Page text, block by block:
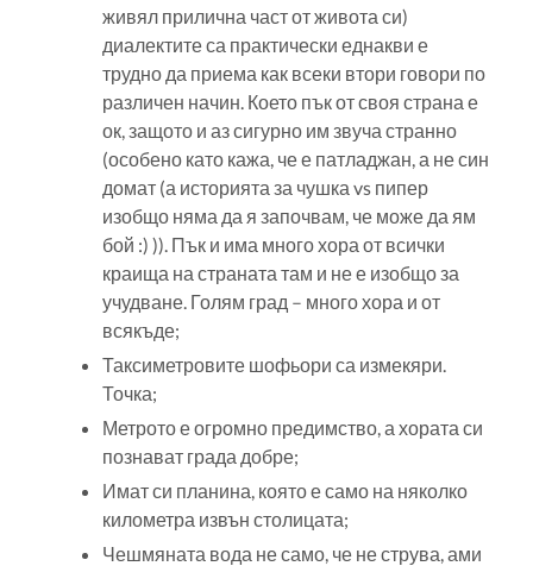
живял прилична част от живота си)
диалектите са практически еднакви е
трудно да приема как всеки втори говори по
различен начин. Което пък от своя страна е
ок, защото и аз сигурно им звуча странно
(особено като кажа, че е патладжан, а не син
домат (а историята за чушка vs пипер
изобщо няма да я започвам, че може да ям
бой :) )). Пък и има много хора от всички
краища на страната там и не е изобщо за
учудване. Голям град – много хора и от
всякъде;
Таксиметровите шофьори са измекяри.
Точка;
Метрото е огромно предимство, а хората си
познават града добре;
Имат си планина, която е само на няколко
километра извън столицата;
Чешмяната вода не само, че не струва, ами